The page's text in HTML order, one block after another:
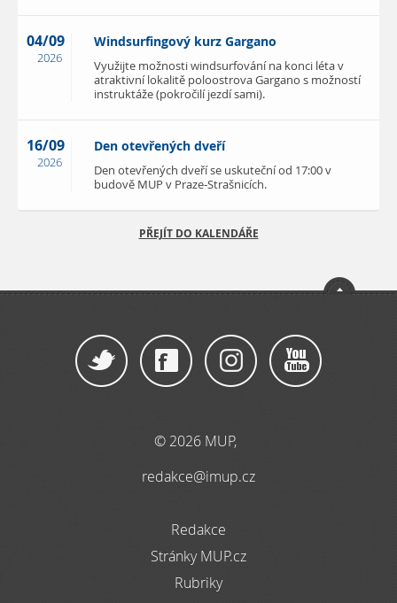
04/09
2026
Windsurfingový kurz Gargano
Využijte možnosti windsurfování na konci léta v
atraktivní lokalitě poloostrova Gargano s možností
instruktáže (pokročilí jezdí sami).
16/09
2026
Den otevřených dveří
Den otevřených dveří se uskuteční od 17:00 v
budově MUP v Praze-Strašnicích.
PŘEJÍT DO KALENDÁŘE
© 2026 MUP,
redakce@imup.cz
Redakce
Stránky MUP.cz
Rubriky